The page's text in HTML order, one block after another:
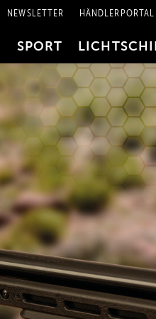
NEWSLETTER HÄNDLERPORTAL
SPORT